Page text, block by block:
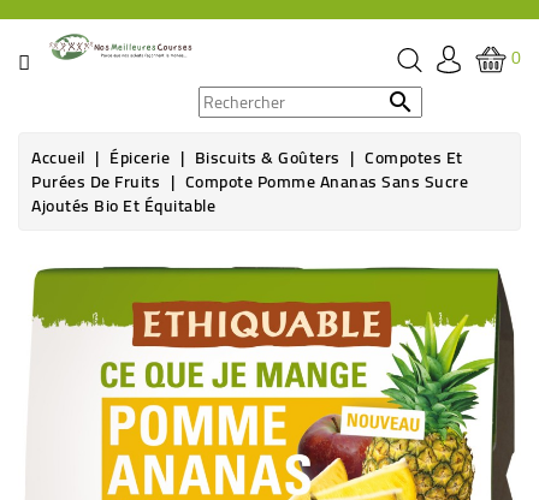
CATÉGORIE
ÉPICERIE
THÉ,
BOISSON
0

Accueil Épicerie Biscuits & Goûters Compotes Et
Purées De Fruits Compote Pomme Ananas Sans Sucre
Ajoutés Bio Et Équitable